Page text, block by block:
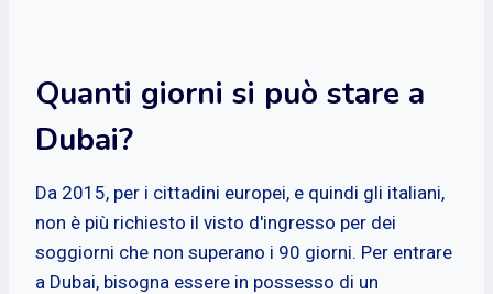
Quanti giorni si può stare a
Dubai?
Da 2015, per i cittadini europei, e quindi gli italiani,
non è più richiesto il visto d'ingresso per dei
soggiorni che non superano i 90 giorni. Per entrare
a Dubai, bisogna essere in possesso di un